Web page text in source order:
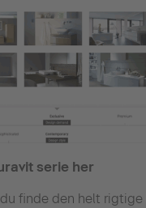
serie her
du finde den helt